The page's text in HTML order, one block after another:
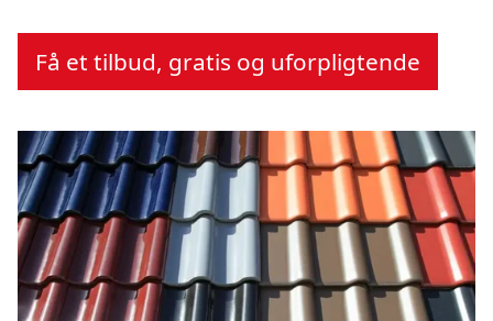
Få et tilbud, gratis og uforpligtende